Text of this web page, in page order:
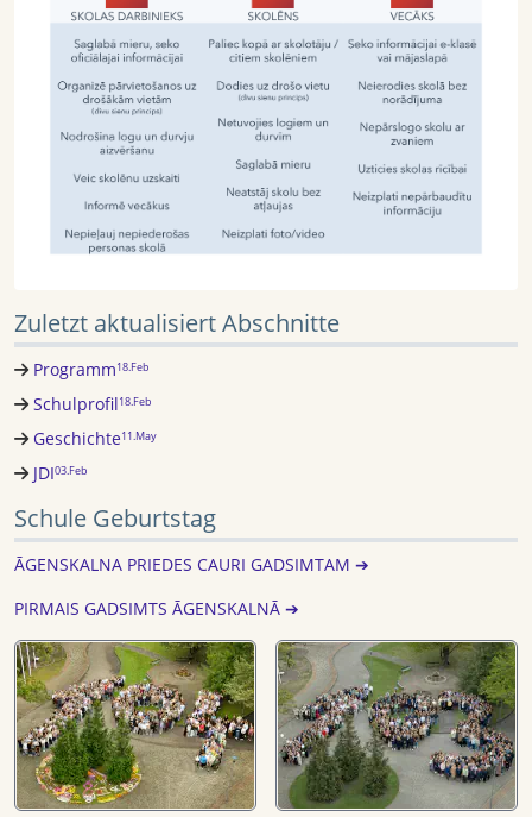
Zuletzt aktualisiert Abschnitte
Programm18.Feb
Schulprofil18.Feb
Geschichte11.May
JDI03.Feb
Schule Geburtstag
ĀGENSKALNA PRIEDES CAURI GADSIMTAM ➔
PIRMAIS GADSIMTS ĀGENSKALNĀ ➔